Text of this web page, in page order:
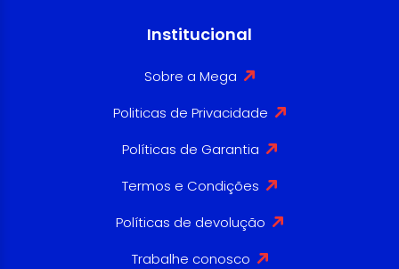
Institucional
Sobre a Mega
Politicas de Privacidade
Políticas de Garantia
Termos e Condições
Políticas de devolução
Trabalhe conosco